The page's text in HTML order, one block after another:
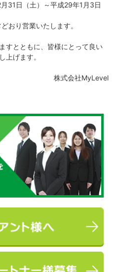
31日（土）～平成29年1月3日
おり営業いたします。
すとともに、皆様にとって良い
上げます。
株式会社MyLevel